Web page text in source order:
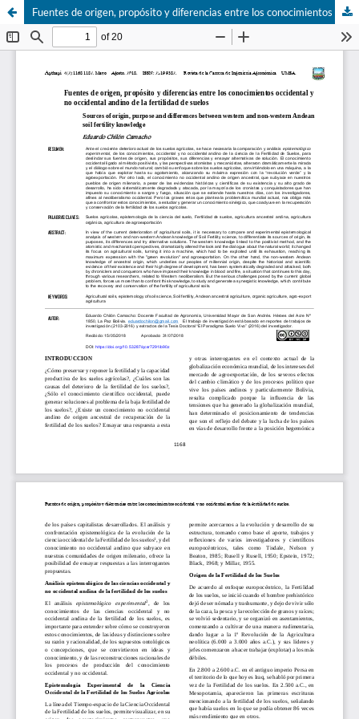
Fuentes de origen, propósito y diferencias entre los conocimientos occidental y no occidental andino de la fertilidad de suelos